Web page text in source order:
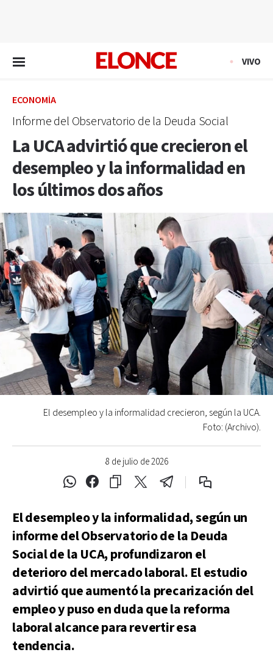
VIVO
ECONOMÍA
Informe del Observatorio de la Deuda Social
La UCA advirtió que crecieron el
desempleo y la informalidad en
los últimos dos años
8 de julio de 2026
El desempleo y la informalidad crecieron, según la UCA.
Foto: (Archivo).
El desempleo y la informalidad, según un
informe del Observatorio de la Deuda
Social de la UCA, profundizaron el
deterioro del mercado laboral. El estudio
advirtió que aumentó la precarización del
empleo y puso en duda que la reforma
laboral alcance para revertir esa
tendencia.